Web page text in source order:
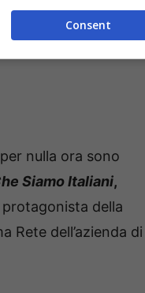
nulla ora sono
Siamo Italiani,
della
Rete dell’azienda di
Consent